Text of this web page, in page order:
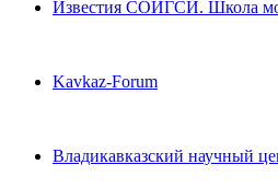
Известия СОИГСИ. Школа
Kavkaz-Forum
Владикавказский научный